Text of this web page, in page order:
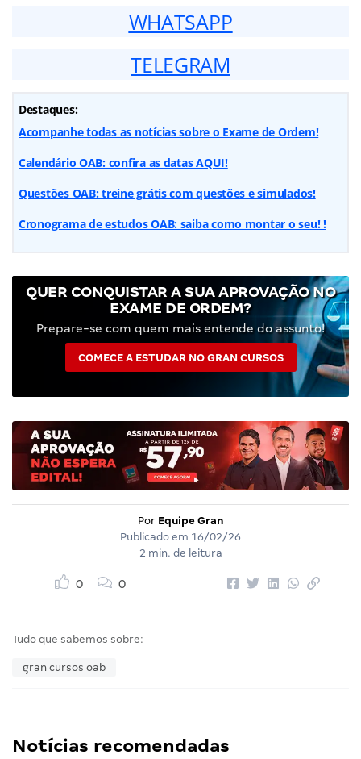
WHATSAPP
TELEGRAM
Destaques:
Acompanhe todas as notícias sobre o Exame de Ordem!
Calendário OAB: confira as datas AQUI!
Questões OAB: treine grátis com questões e simulados!
Cronograma de estudos OAB: saiba como montar o seu! !
QUER CONQUISTAR A SUA APROVAÇÃO NO
EXAME DE ORDEM?
Prepare-se com quem mais entende do assunto!
COMECE A ESTUDAR NO GRAN CURSOS
Por Equipe Gran
Publicado em 16/02/26
2 min. de leitura
0 0
Tudo que sabemos sobre:
gran cursos oab
Notícias recomendadas